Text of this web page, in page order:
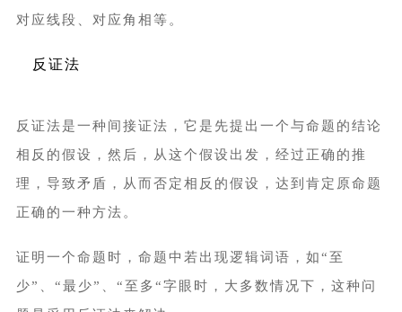
对应线段、对应角相等。
反证法
反证法是一种间接证法，它是先提出一个与命题的结论
相反的假设，然后，从这个假设出发，经过正确的推
理，导致矛盾，从而否定相反的假设，达到肯定原命题
正确的一种方法。
证明一个命题时，命题中若出现逻辑词语，如“至
少”、“最少”、“至多“字眼时，大多数情况下，这种问